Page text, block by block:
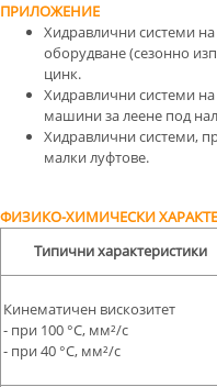
ПРИЛОЖЕНИЕ
Хидравлични системи
оборудване (сезонно
цинк.
Хидравлични системи
машини за леене под
Хидравлични системи,
малки луфтове.
ФИЗИКО-ХИМИЧЕСКИ
Типични характеристики
Кинематичен вискозитет
- при 100 °С, мм²/с
- при 40 °С, мм²/с